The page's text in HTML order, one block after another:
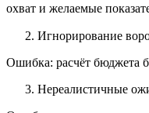
охват и желаемые
Игнорирование
Ошибка: расчёт бюджета
Нереалистичные